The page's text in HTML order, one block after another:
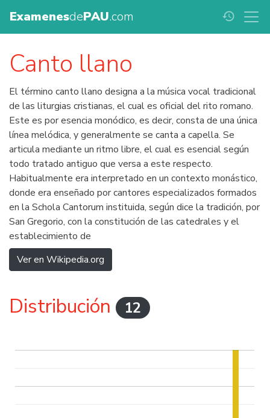
ExamenesdePAU.com history
Canto llano
El término canto llano designa a la música vocal tradicional
de las liturgias cristianas, el cual es oficial del rito romano.
Este es por esencia monódico, es decir, consta de una única
línea melódica, y generalmente se canta a capella. Se
articula mediante un ritmo libre, el cual es esencial según
todo tratado antiguo que versa a este respecto.
Habitualmente era interpretado en un contexto monástico,
donde era enseñado por cantores especializados formados
en la Schola Cantorum instituida, según dice la tradición, por
San Gregorio, con la constitución de las catedrales y el
establecimiento de
Ver en Wikipedia.org
Distribución 12